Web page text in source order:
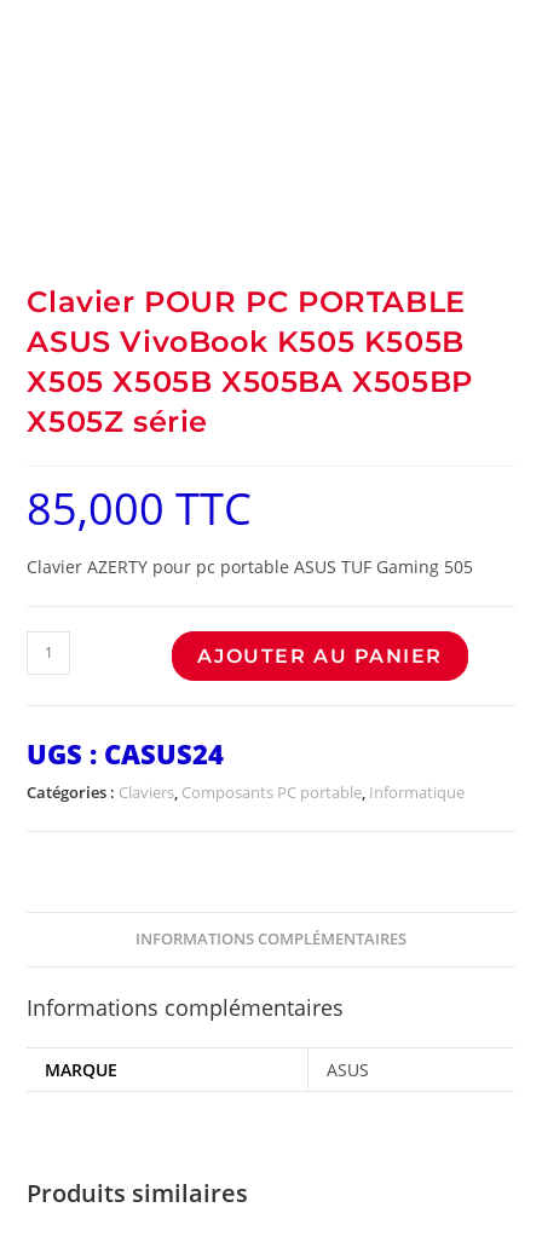
Clavier POUR PC PORTABLE
ASUS VivoBook K505 K505B
X505 X505B X505BA X505BP
X505Z série
85,000TTC
Clavier AZERTY pour pc portable ASUS TUF Gaming 505
AJOUTER AU PANIER
UGS : CASUS24
Catégories : Claviers, Composants PC portable, Informatique
INFORMATIONS COMPLÉMENTAIRES
Informations complémentaires
MARQUE ASUS
Produits similaires